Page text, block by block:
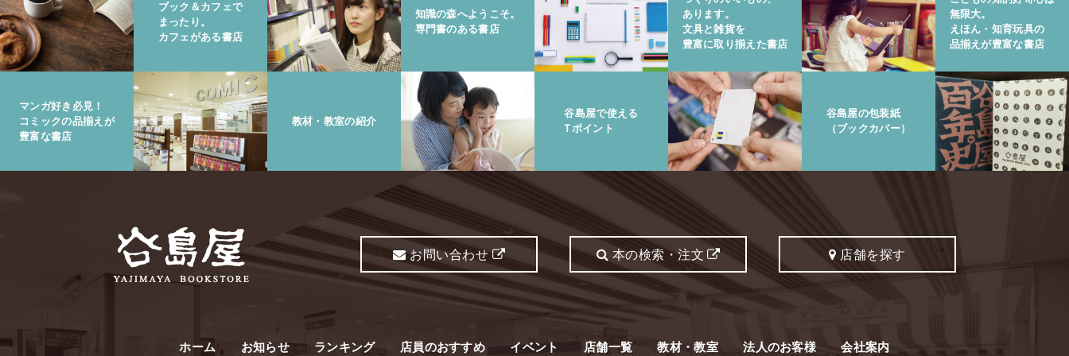
ブック＆カフェで
まったり。
カフェがある書店
知識の森へようこそ。
専門書のある書店
あります。
文具と雑貨を
豊富に取り揃えた書店
無限大。
えほん・知育玩具の
品揃えが豊富な書店
マンガ好き必見！
コミックの品揃えが
豊富な書店
教材・教室の紹介
谷島屋で使える
Tポイント
谷島屋の包装紙
（ブックカバー）
お問い合わせ 本の検索・注文 店舗を探す
ホーム お知らせ ランキング 店員のおすすめ イベント 店舗一覧 教材・教室 法人のお客様 会社案内